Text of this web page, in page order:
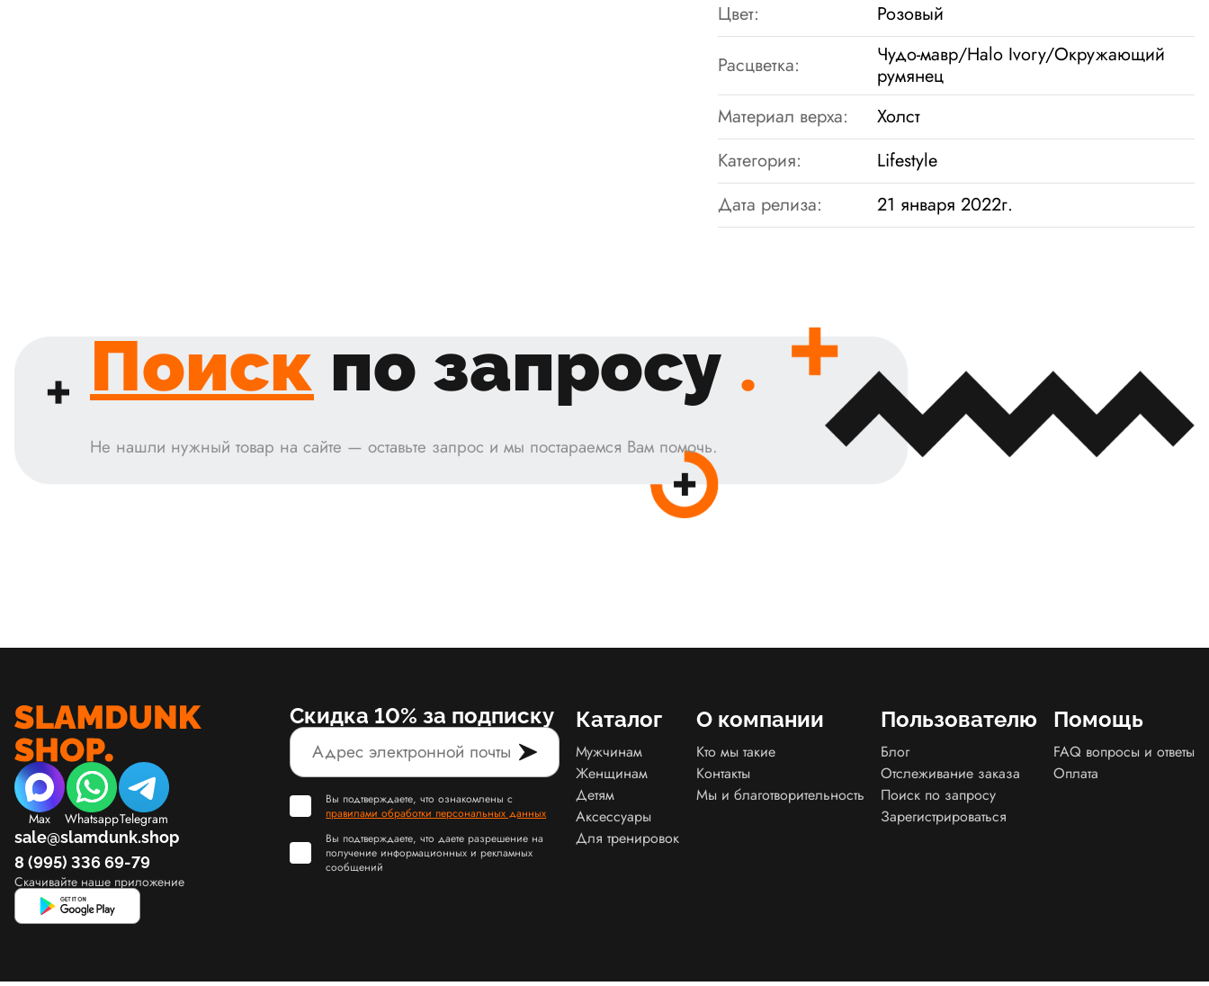
Цвет:
Розовый
Расцветка:
Чудо-мавр/Halo Ivory/Окружающий
румянец
Материал верха:
Холст
Категория:
Lifestyle
Дата релиза:
21 января 2022г.
Поиск по запросу .
Не нашли нужный товар на сайте — оставьте запрос и мы постараемся Вам помочь.
Max WhatsappTelegram
sale@slamdunk.shop
8 (995) 336 69-79
Скачивайте наше приложение
Скидка 10% за подписку
Вы подтверждаете, что ознакомлены с
правилами обработки персональных данных
Вы подтверждаете, что даете разрешение на
получение информационных и рекламных
сообщений
Каталог
Мужчинам
Женщинам
Детям
Аксессуары
Для тренировок
О компании
Кто мы такие
Контакты
Мы и благотворительность
Пользователю
Блог
Отслеживание заказа
Поиск по запросу
Зарегистрироваться
Помощь
FAQ вопросы и ответы
Оплата